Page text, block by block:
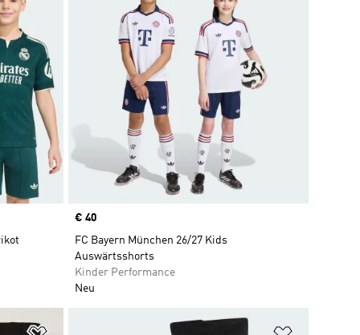
Price
€ 40
FC Bayern München 26/27 Kids
Auswärtsshorts
Kinder Performance
Neu
Zur Wunschliste hinzufügen